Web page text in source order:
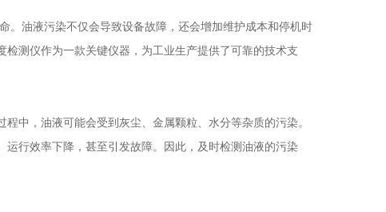
油液污染不仅会导致设备故障，还会增加维护成本和停机时
测仪作为一款关键仪器，为工业生产提供了可靠的技术支
，油液可能会受到灰尘、金属颗粒、水分等杂质的污染。
行效率下降，甚至引发故障。因此，及时检测油液的污染